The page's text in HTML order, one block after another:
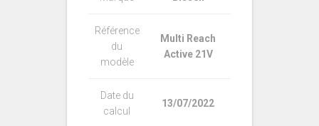
Référence
du
modèle
Multi Reach
Active 21V
Date du
calcul
13/07/2022